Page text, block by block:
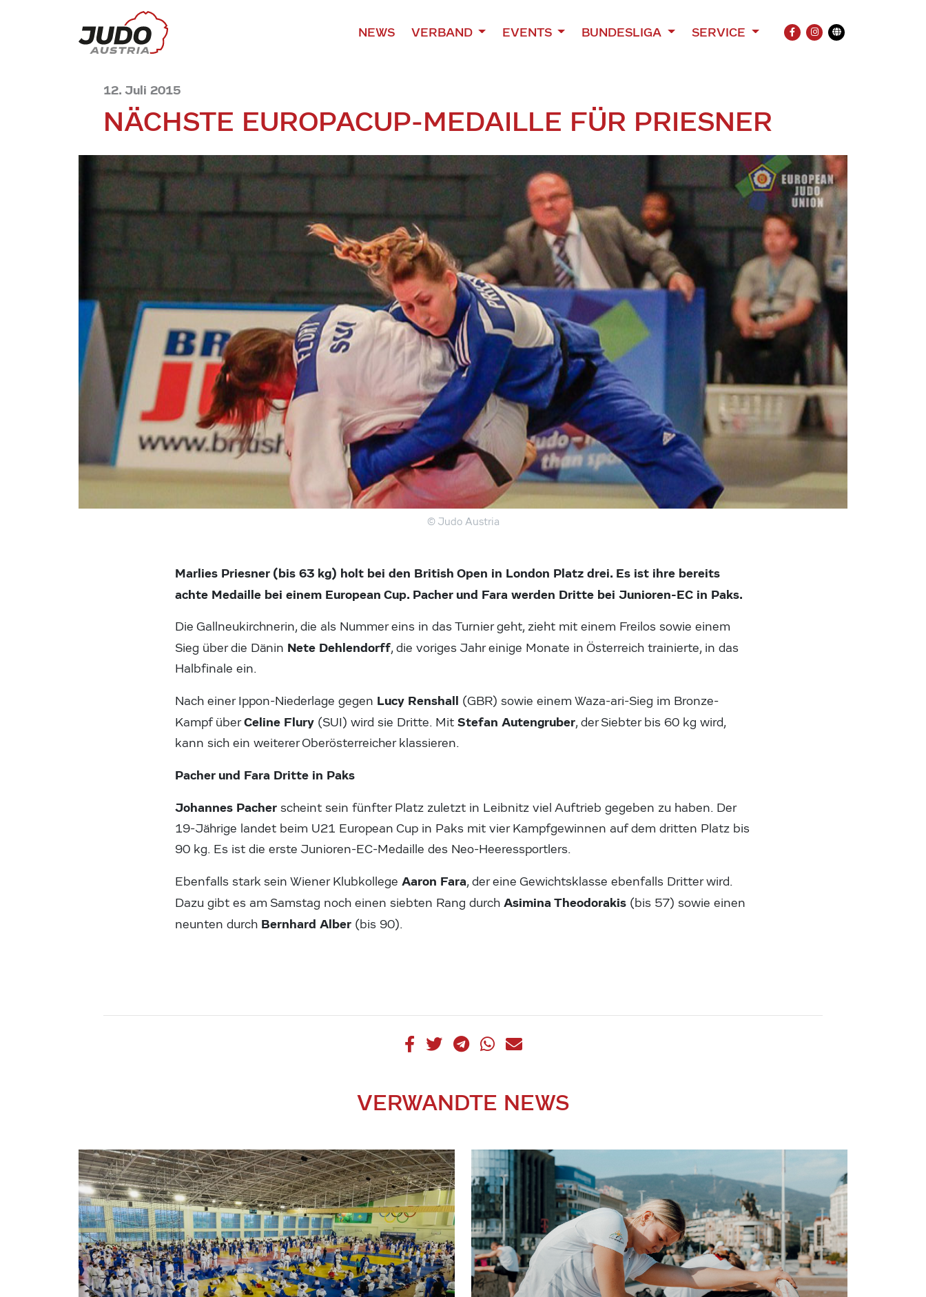
NEWS VERBAND EVENTS BUNDESLIGA SERVICE
FACEBOOK
INSTAGRAM
Übersetzung
12. Juli 2015
NÄCHSTE EUROPACUP-MEDAILLE FÜR PRIESNER
© Judo Austria
Marlies Priesner (bis 63 kg) holt bei den British Open in London Platz drei. Es ist ihre bereits
achte Medaille bei einem European Cup. Pacher und Fara werden Dritte bei Junioren-EC in Paks.
Die Gallneukirchnerin, die als Nummer eins in das Turnier geht, zieht mit einem Freilos sowie einem
Sieg über die Dänin Nete Dehlendorff, die voriges Jahr einige Monate in Österreich trainierte, in das
Halbfinale ein.
Nach einer Ippon-Niederlage gegen Lucy Renshall (GBR) sowie einem Waza-ari-Sieg im Bronze-
Kampf überCeline Flury (SUI) wird sie Dritte. MitStefan Autengruber, der Siebter bis 60 kg wird,
kann sich ein weiterer Oberösterreicher klassieren.
Pacher und Fara Dritte in Paks
Johannes Pacher scheint sein fünfter Platz zuletzt in Leibnitz viel Auftrieb gegeben zu haben. Der
19-Jährige landet beim U21 European Cup in Paks mit vier Kampfgewinnen auf dem dritten Platz bis
90 kg. Es ist die erste Junioren-EC-Medaille des Neo-Heeressportlers.
Ebenfalls stark sein Wiener KlubkollegeAaron Fara, der eine Gewichtsklasse ebenfalls Dritter wird.
Dazu gibt es am Samstag noch einen siebten Rang durchAsimina Theodorakis (bis 57) sowie einen
neunten durch Bernhard Alber (bis 90).
VERWANDTE NEWS